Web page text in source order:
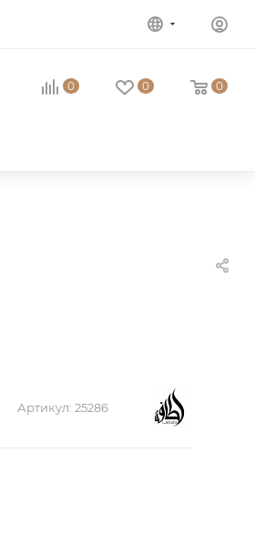
0 0 0
Артикул: 25286